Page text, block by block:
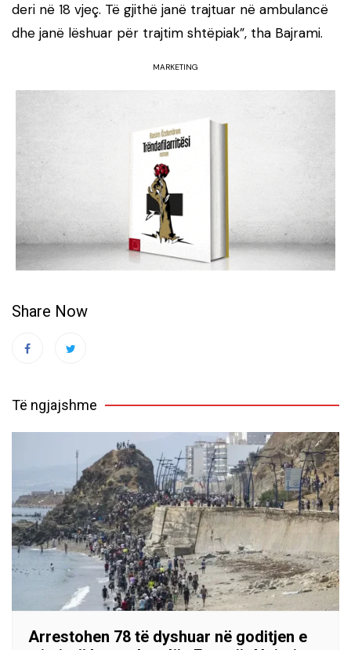
deri në 18 vjeç. Të gjithë janë trajtuar në ambulancë
dhe janë lëshuar për trajtim shtëpiak”, tha Bajrami.
MARKETING
Share Now
Të ngjajshme
Arrestohen 78 të dyshuar në goditjen e